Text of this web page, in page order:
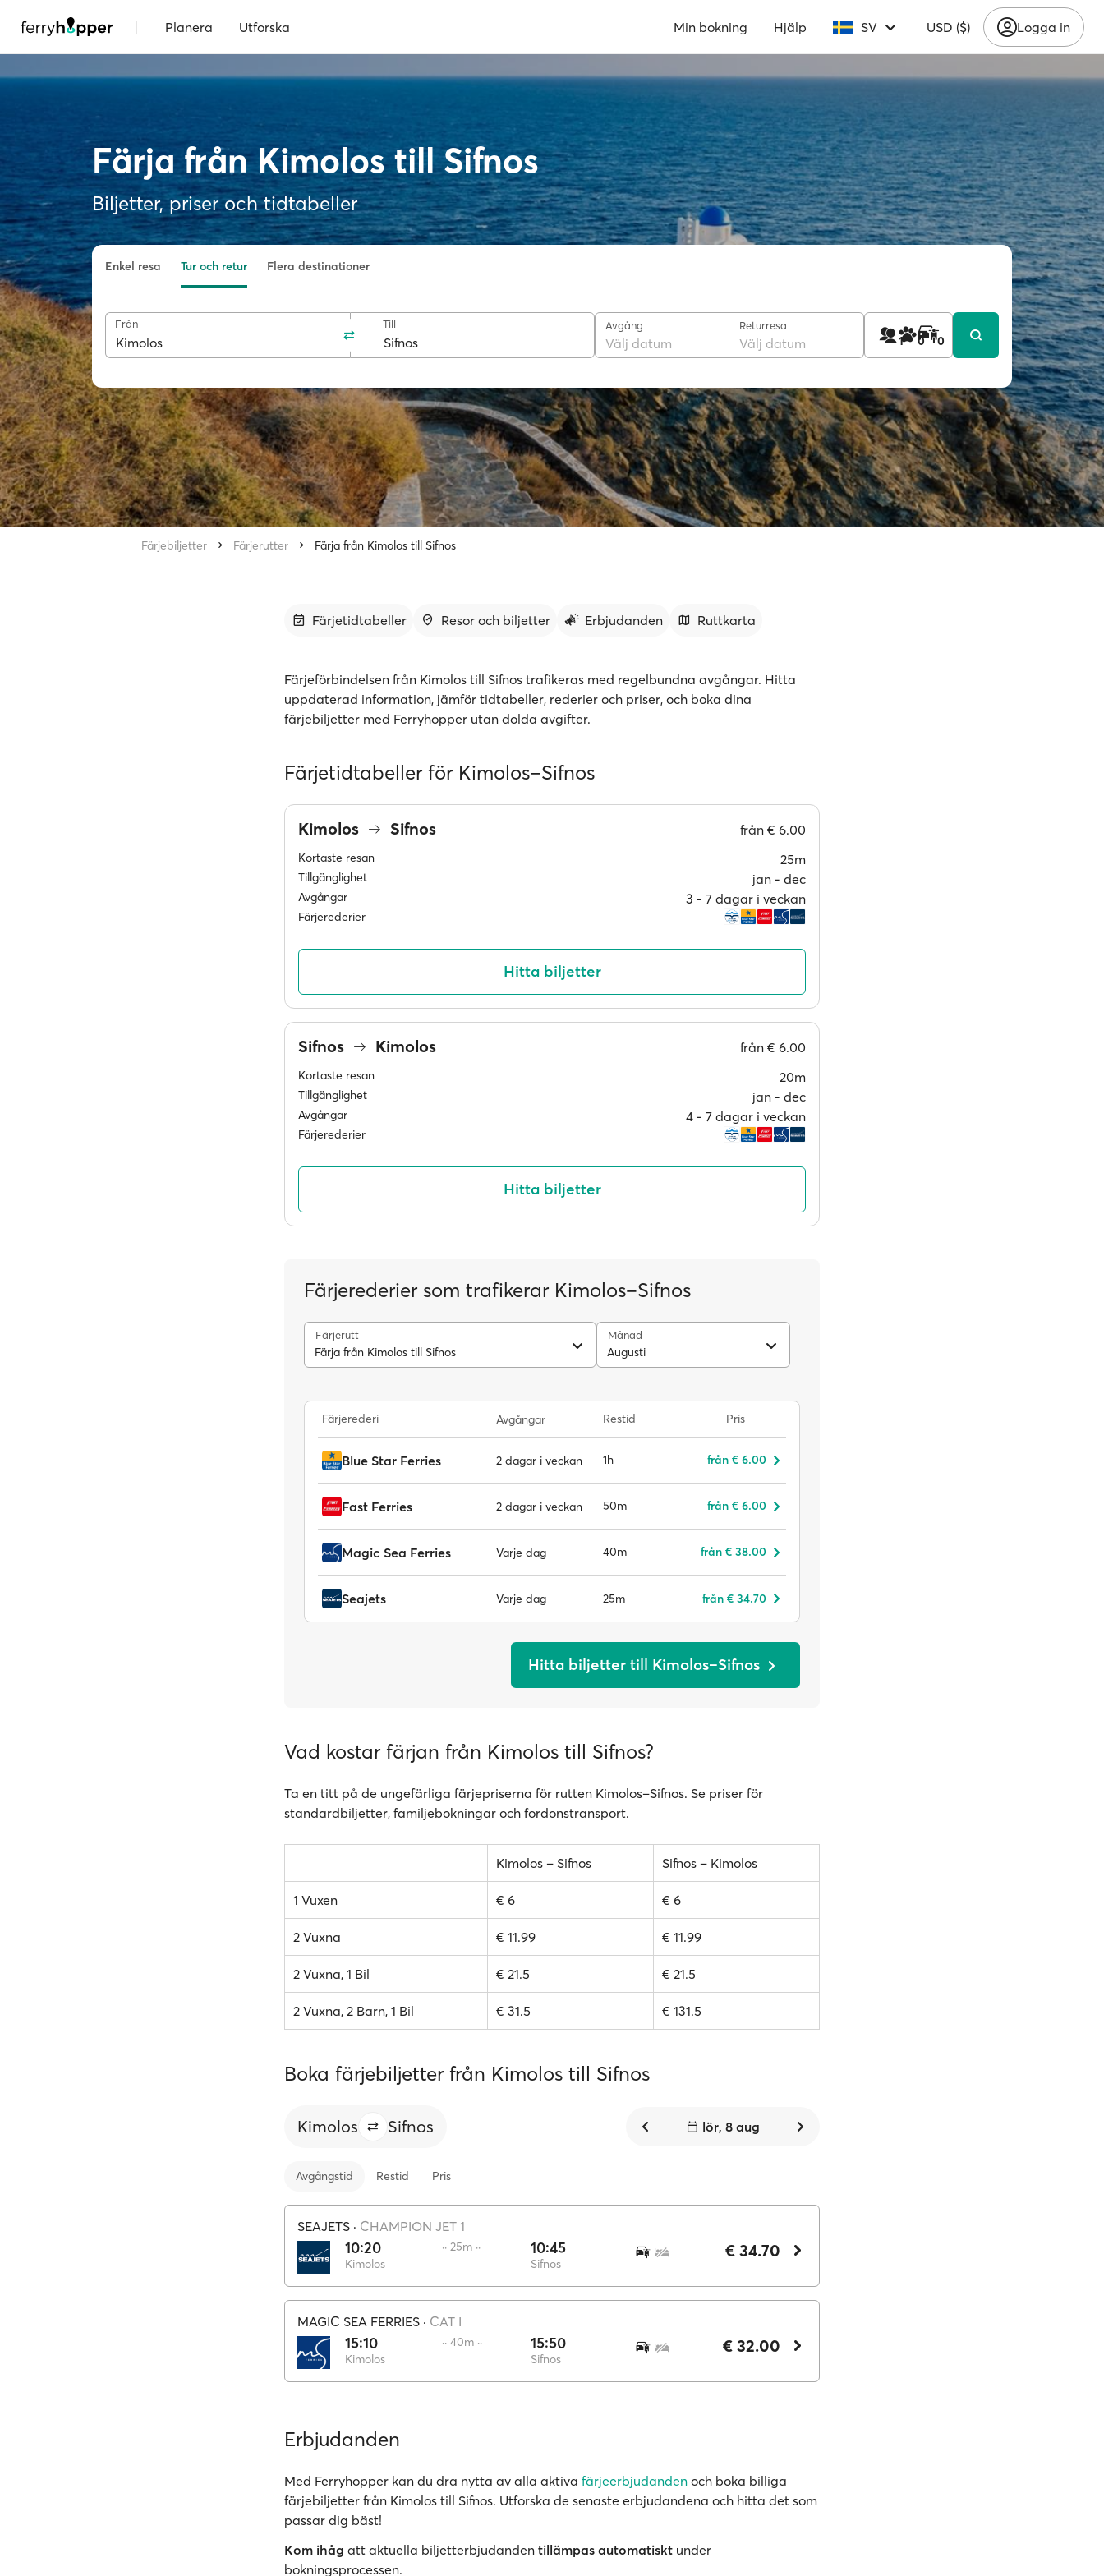
| Planera Utforska Min bokning Hjälp SV USD ($) Logga in
Färja från Kimolos till Sifnos
Biljetter, priser och tidtabeller
Enkel resa Tur och retur Flera destinationer
Från Till Avgång
Välj datum
Returresa
Välj datum 1 0 0
Färjebiljetter Färjerutter Färja från Kimolos till Sifnos
Färjetidtabeller Resor och biljetter Erbjudanden Ruttkarta
Färjeförbindelsen från Kimolos till Sifnos trafikeras med regelbundna avgångar. Hitta
uppdaterad information, jämför tidtabeller, rederier och priser, och boka dina
färjebiljetter med Ferryhopper utan dolda avgifter.
Färjetidtabeller för Kimolos–Sifnos
Kimolos Sifnos från € 6.00
Kortaste resan 25m
Tillgänglighet jan ‐ dec
Avgångar 3 ‐ 7 dagar i veckan
Färjerederier
Hitta biljetter
Sifnos Kimolos från € 6.00
Kortaste resan 20m
Tillgänglighet jan ‐ dec
Avgångar 4 ‐ 7 dagar i veckan
Färjerederier
Hitta biljetter
Färjerederier som trafikerar Kimolos–Sifnos
Färjerutt
Färja från Kimolos till Sifnos
Månad
Augusti
Färjerederi Avgångar Restid Pris
Blue Star Ferries 2 dagar i veckan 1h från € 6.00
Fast Ferries 2 dagar i veckan 50m från € 6.00
Magic Sea Ferries Varje dag 40m från € 38.00
Seajets Varje dag 25m från € 34.70
Hitta biljetter till Kimolos–Sifnos
Vad kostar färjan från Kimolos till Sifnos?
Ta en titt på de ungefärliga färjepriserna för rutten Kimolos–Sifnos. Se priser för
standardbiljetter, familjebokningar och fordonstransport.
Kimolos – Sifnos Sifnos – Kimolos
1 Vuxen € 6 € 6
2 Vuxna € 11.99 € 11.99
2 Vuxna, 1 Bil € 21.5 € 21.5
2 Vuxna, 2 Barn, 1 Bil € 31.5 € 131.5
Boka färjebiljetter från Kimolos till Sifnos
Kimolos Sifnos lör, 8 aug
Avgångstid Restid Pris
SEAJETS · CHAMPION JET 1
10:20
Kimolos
·· 25m ·· 10:45
Sifnos
€ 34.70
MAGIC SEA FERRIES · CAT I
15:10
Kimolos
·· 40m ·· 15:50
Sifnos
€ 32.00
Erbjudanden
Med Ferryhopper kan du dra nytta av alla aktiva färjeerbjudanden och boka billiga
färjebiljetter från Kimolos till Sifnos. Utforska de senaste erbjudandena och hitta det som
passar dig bäst!
Kom ihåg att aktuella biljetterbjudanden tillämpas automatiskt under
bokningsprocessen.